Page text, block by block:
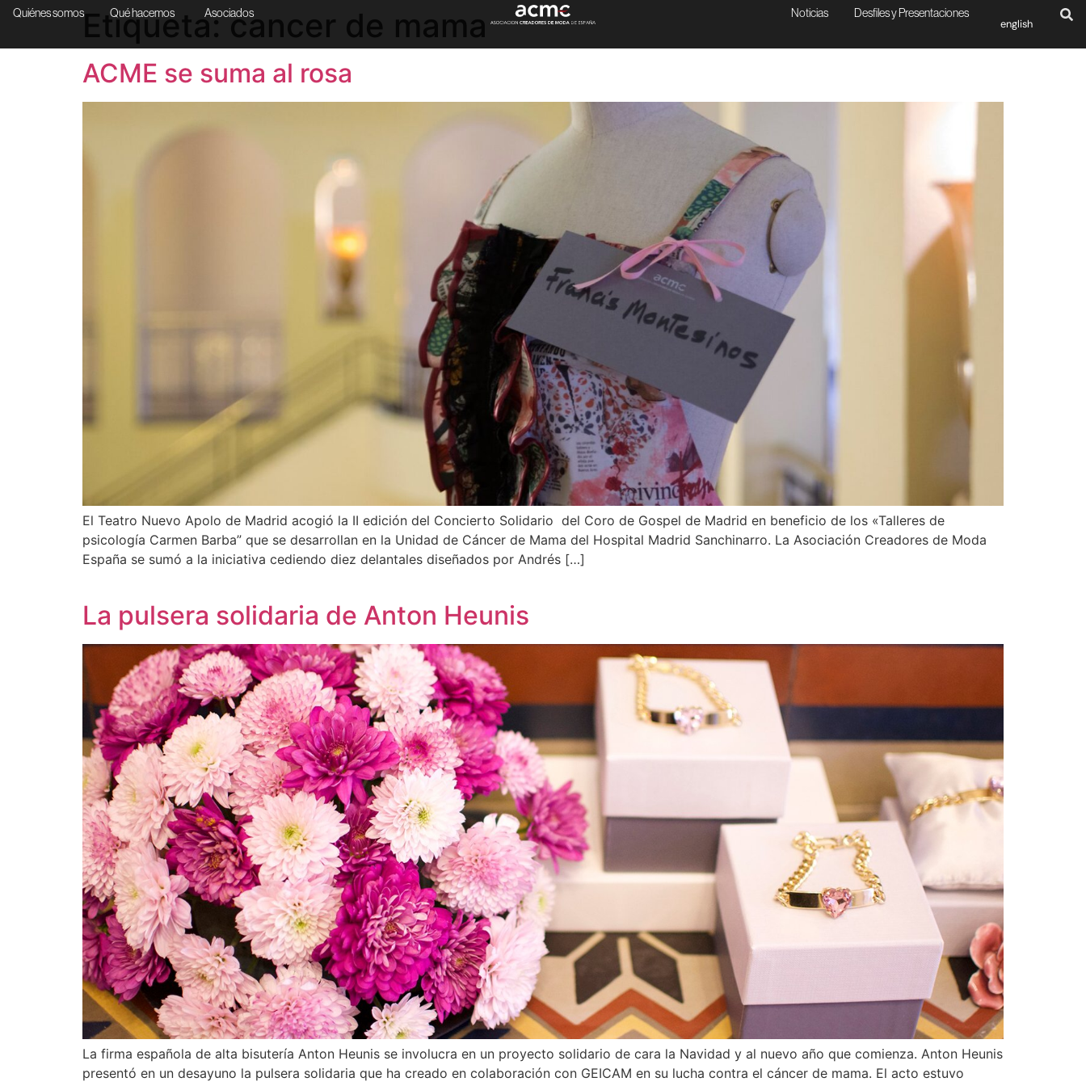
Quiénes somos Qué hacemos Asociados Noticias Desfiles y Presentaciones
english
Etiqueta:cancer de mama
ACME se suma al rosa
El Teatro Nuevo Apolo de Madrid acogió la II edición del Concierto Solidario del Coro de Gospel de Madrid en beneficio de los «Talleres de
psicología Carmen Barba” que se desarrollan en la Unidad de Cáncer de Mama del Hospital Madrid Sanchinarro. La Asociación Creadores de Moda
España se sumó a la iniciativa cediendo diez delantales diseñados por Andrés […]
La pulsera solidaria de Anton Heunis
La firma española de alta bisutería Anton Heunis se involucra en un proyecto solidario de cara la Navidad y al nuevo año que comienza. Anton Heunis
presentó en un desayuno la pulsera solidaria que ha creado en colaboración con GEICAM en su lucha contra el cáncer de mama. El acto estuvo